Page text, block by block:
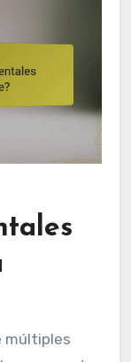
múltiples